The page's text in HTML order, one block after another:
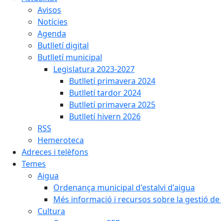
Avisos
Notícies
Agenda
Butlletí digital
Butlletí municipal
Legislatura 2023-2027
Butlletí primavera 2024
Butlletí tardor 2024
Butlletí primavera 2025
Butlletí hivern 2026
RSS
Hemeroteca
Adreces i telèfons
Temes
Aigua
Ordenança municipal d'estalvi d'aigua
Més informació i recursos sobre la gestió
Cultura